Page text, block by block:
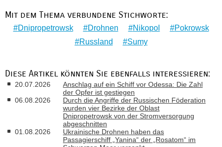
Mit dem Thema verbundene Stichworte:
Dnipropetrowsk Drohnen Nikopol
Pokrowsk
Russland
Sumy
Diese Artikel könnten Sie ebenfalls interessieren:
20.07.2026
Anschlag auf ein Schiff vor Odessa: Die Zahl
der Opfer ist gestiegen
06.08.2026
Durch die Angriffe der Russischen Föderation
wurden vier Bezirke der Oblast
Dnipropetrowsk von der Stromversorgung
abgeschnitten
01.08.2026
Ukrainische Drohnen haben das
Passagierschiff „Yanina“ der „Rosatom“ im